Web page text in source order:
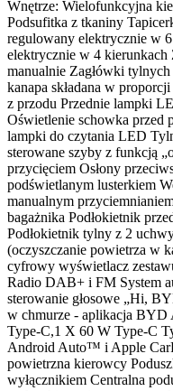
Wnętrze: Wielofunkcyjna
Podsufitka z tkaniny
regulowany elektrycznie w
elektrycznie w 4 kierunkach
manualnie Zagłówki
kanapa składana w
z przodu Przednie lampki
Oświetlenie schowka przed
lampki do czytania LED
sterowane szyby z funkcją
przycięciem Osłony
podświetlanym lusterkiem
manualnym
bagażnika Podłokietnik
Podłokietnik tylny z 2
(oczyszczanie powietrza w
cyfrowy wyświetlacz
Radio DAB+ i FM System
sterowanie głosowe „Hi,
w chmurze - aplikacja BYD
Type-C,1 X 60 W Type-C
Android Auto™ i Apple
powietrzna kierowcy
wyłącznikiem Centralna